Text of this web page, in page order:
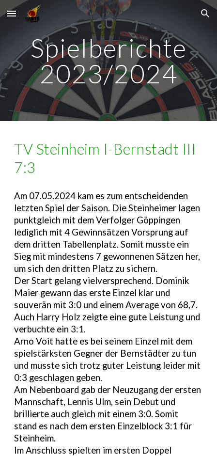
Skip to main content Skip to navigation
Spielberichte
2023/2024
TV Steinheim I-Bernstadt III
7:3
Am 07.05.2024 kam es zum entscheidenden
letzten Spiel der Saison. Die Steinheimer lagen
punktgleich mit dem Verfolger Göppingen
lediglich mit 4 Gewinnsätzen Vorsprung auf
dem dritten Tabellenplatz. Somit musste ein
Sieg mit mindestens 7 gewonnenen Sätzen her,
um sich den dritten Platz zu sichern.
Der Start gelang vielversprechend. Dominik
Maier gewann das erste Einzel klar und
souverän mit 3:0 und einem Average von 68,7.
Auch Harry Holz zeigte eine gute Leistung und
verbuchte ein 3:1.
Arno Voit hatte es bei seinem Einzel mit dem
spielstärksten Gegner der Bernstädter zu tun
und musste sich trotz guter Leistung leider mit
0:3 geschlagen geben.
Am Nebenboard gab der Neuzugang der ersten
Mannschaft, Lennis Ulm, sein Debut und
brillierte auch gleich mit einem 3:0. Somit
stand es nach dem ersten Einzelblock 3:1 für
Steinheim.
Im Anschluss spielten im ersten Doppel